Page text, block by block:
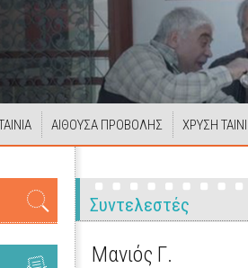
ΑΙΘΟΥΣΑ ΠΡΟΒΟΛΗΣ ΧΡΥΣΗ
Συντελεστές
Μανιός Γ.